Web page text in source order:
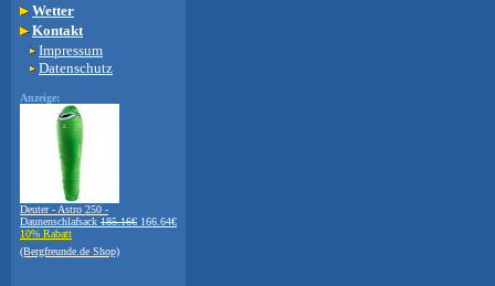
Wetter
Kontakt
Impressum
Datenschutz
Anzeige:
Deuter - Astro 250 -
Daunenschlafsack 185.16€ 166.64€
10% Rabatt
(Bergfreunde.de Shop)